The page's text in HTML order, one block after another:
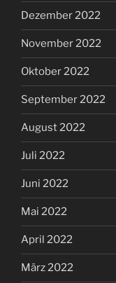
Dezember 2022
November 2022
Oktober 2022
September 2022
August 2022
Juli 2022
Juni 2022
Mai 2022
April 2022
März 2022